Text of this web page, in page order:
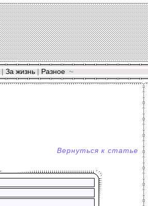
| За жизнь | Разное ~
Вернуться к статье